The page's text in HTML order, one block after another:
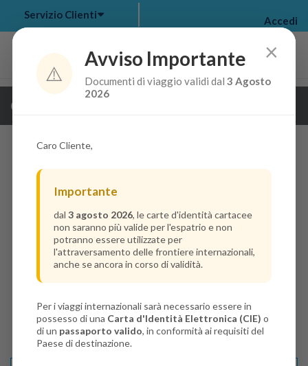
my bookings >
Servizio Clienti Accedi
Guarda i dettagli della crociera
×
⚠️
Avviso Importante
Documenti di viaggio validi dal3 Agosto
2026
Caro Cliente,
Importante
dal 3 agosto 2026, le carte d'identità cartacee
non saranno più valide per l'espatrio e non
potranno essere utilizzate per
l'attraversamento delle frontiere internazionali,
anche se ancora in corso di validità.
Per i viaggi internazionali sarà necessario essere in
possesso di una Carta d'Identità Elettronica (CIE) o
di un passaporto valido, in conformità ai requisiti del
Paese di destinazione.